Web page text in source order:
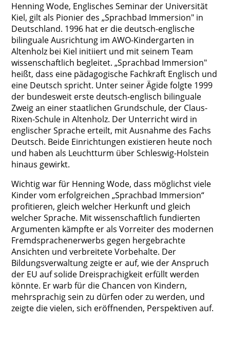
Henning Wode, Englisches Seminar der Universität
Kiel, gilt als Pionier des „Sprachbad Immersion" in
Deutschland. 1996 hat er die deutsch-englische
bilinguale Ausrichtung im AWO-Kindergarten in
Altenholz bei Kiel initiiert und mit seinem Team
wissenschaftlich begleitet. „Sprachbad Immersion"
heißt, dass eine pädagogische Fachkraft Englisch und
eine Deutsch spricht. Unter seiner Ägide folgte 1999
der bundesweit erste deutsch-englisch bilinguale
Zweig an einer staatlichen Grundschule, der Claus-
Rixen-Schule in Altenholz. Der Unterricht wird in
englischer Sprache erteilt, mit Ausnahme des Fachs
Deutsch. Beide Einrichtungen existieren heute noch
und haben als Leuchtturm über Schleswig-Holstein
hinaus gewirkt.
Wichtig war für Henning Wode, dass möglichst viele
Kinder vom erfolgreichen „Sprachbad Immersion“
profitieren, gleich welcher Herkunft und gleich
welcher Sprache. Mit wissenschaftlich fundierten
Argumenten kämpfte er als Vorreiter des modernen
Fremdsprachenerwerbs gegen hergebrachte
Ansichten und verbreitete Vorbehalte. Der
Bildungsverwaltung zeigte er auf, wie der Anspruch
der EU auf solide Dreisprachigkeit erfüllt werden
könnte. Er warb für die Chancen von Kindern,
mehrsprachig sein zu dürfen oder zu werden, und
zeigte die vielen, sich eröffnenden, Perspektiven auf.